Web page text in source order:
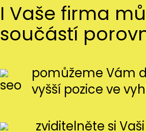
I Vaše firma
součástí
pomůžeme Vám
vyšší pozice ve
zviditelněte si